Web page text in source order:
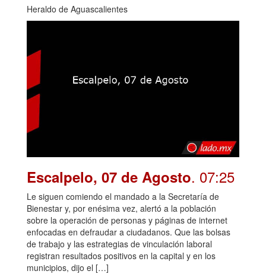
Heraldo de Aguascalientes
Escalpelo, 07 de Agosto. 07:25
Le siguen comiendo el mandado a la Secretaría de
Bienestar y, por enésima vez, alertó a la población
sobre la operación de personas y páginas de internet
enfocadas en defraudar a ciudadanos. Que las bolsas
de trabajo y las estrategias de vinculación laboral
registran resultados positivos en la capital y en los
municipios, dijo el […]